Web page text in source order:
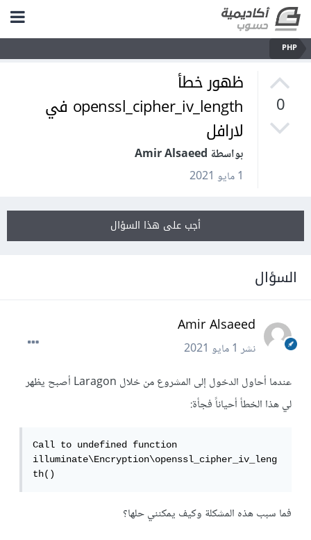
PHP
0
ظهور خطأ
openssl_cipher_iv_length في
لارافل
بواسطة Amir Alsaeed
1 مايو 2021
أجب على هذا السؤال
السؤال
Amir Alsaeed
نشر1 مايو 2021
عندما أحاول الدخول إلى المشروع من خلال Laragon أصبح يظهر
لي هذا الخطأ أحياناً فجأة:
Call to undefined function
illuminate\Encryption\openssl_cipher_iv_leng
th()
فما سبب هذه المشكلة وكيف يمكنني حلها؟